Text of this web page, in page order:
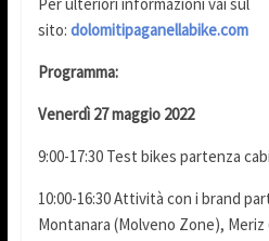
Per ulteriori informazioni vai sul
sito: dolomitipaganellabike.com
Programma:
Venerdì 27 maggio 2022
9:00-17:30 Test bikes partenza
10:00-16:30 Attività con i brand
Montanara (Molveno Zone), Meriz